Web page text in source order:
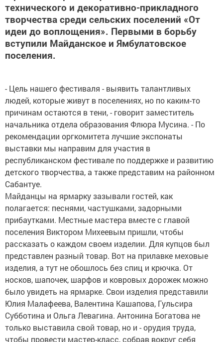
технического и декоративно-прикладного
творчества среди сельских поселений «От
идеи до воплощения». Первыми в борьбу
вступили Майданское и Ямбулатовское
поселения.
- Цель нашего фестиваля - выявить талантливых
людей, которые живут в поселениях, но по каким-то
причинам остаются в тени, - говорит заместитель
начальника отдела образования Флюра Мусина. - По
рекомендации оргкомитета лучшие экспонаты
выставки мы направим для участия в
республиканском фестивале по поддержке и развитию
детского творчества, а также представим на районном
Сабантуе.
Майданцы на ярмарку зазывали гостей, как
полагается: песнями, частушками, задорными
прибаутками. Местные мастера вместе с главой
поселения Виктором Михеевым пришли, чтобы
рассказать о каждом своем изделии. Для купцов был
представлен разный товар. Вот на прилавке меховые
изделия, а тут не обошлось без спиц и крючка. От
носков, шапочек, шарфов и ковровых дорожек можно
было увидеть на ярмарке. Свои изделия представили
Юлия Малафеева, Валентина Кашапова, Гульсира
Субботина и Ольга Левагина. Антонина Богатова не
только выставила свой товар, но и - орудия труда,
чтобы провести мастер-класс, собрав вокруг себя